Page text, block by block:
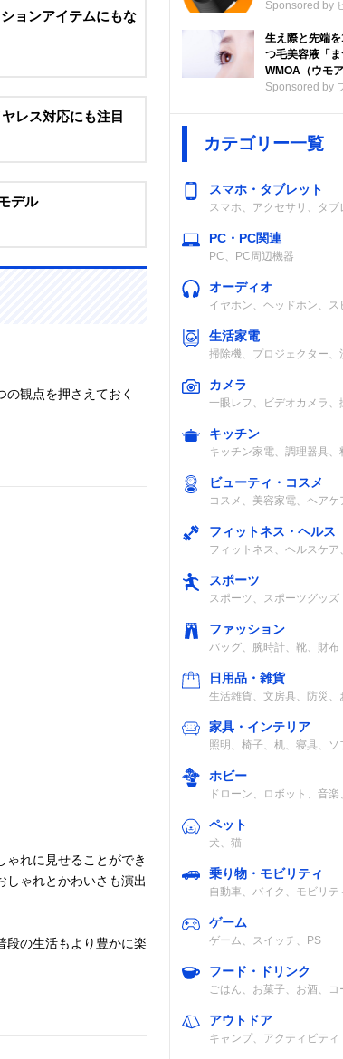
ョンアイテムにもな
レス対応にも注目
デル
観点を押さえておく
ゃれに見せることができ
しゃれとかわいさも演出
段の生活もより豊かに楽
Sponsored by
生え際と先端
つ毛美容液「
WMOA（ウモア
Sponsored by
カテゴリー一覧
スマホ・タブレット
スマホ、アクセサリ、タブ
PC・PC関連
PC、PC周辺機器
オーディオ
イヤホン、ヘッドホン、ス
生活家電
掃除機、プロジェクター、
カメラ
一眼レフ、ビデオカメラ、
キッチン
キッチン家電、調理器具、
ビューティ・コスメ
コスメ、美容家電、ヘアケ
フィットネス・ヘルス
フィットネス、ヘルスケア
スポーツ
スポーツ、スポーツグッズ
ファッション
バッグ、腕時計、靴、財布
日用品・雑貨
生活雑貨、文房具、防災、
家具・インテリア
照明、椅子、机、寝具、ソ
ホビー
ドローン、ロボット、音楽
ペット
犬、猫
乗り物・モビリティ
自動車、バイク、モビリテ
ゲーム
ゲーム、スイッチ、PS
フード・ドリンク
ごはん、お菓子、お酒、コ
アウトドア
キャンプ、アクティビティ